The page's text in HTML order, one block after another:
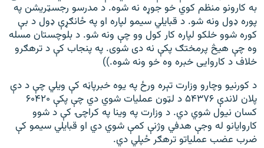
به کارونو منظم کوي خو جوړه نه شوه. د مدرسو رجسټريشن په
پوره ډول ونه شو. د قبايلي سيمو لپاره او په ځانګړې ډول د بې
کوره شوو خلکو لپاره کار کول وو چې ونه شو. د بلوچستان مسله
وه چې هيڅ پرمختګ پکې نه دی شوی. په پنجاب کې د ترهګرو
خلاف د کاروايی خبره وه خو ونه شوه.))
د کورنيو وچارو وزارت تېره ورځ په يوه خبرپاڼه کې ويلي چې د دې
پلان لاندې ۵۴۳۷۶ د لټون عمليات شوي دي چې پکې ۶۰۴۲۰
کسان نيول شوي دي. د وزارت په وينا په کراچۍ کې د شوو
کاروايانو له وجې هدفي وژنې کمې شوي دي او قبايلي سيمو کې
ضرب عضب عملياتو ترهګر ځپلي دي.